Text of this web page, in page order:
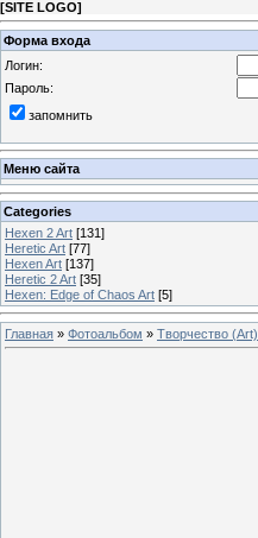
[SITE LOGO]
Форма входа
Логин:
Пароль:
запомнить
Меню сайта
Categories
Hexen 2 Art [131]
Heretic Art [77]
Hexen Art [137]
Heretic 2 Art [35]
Hexen: Edge of Chaos Art [5]
Главная » Фотоальбом » Творчество (Art)